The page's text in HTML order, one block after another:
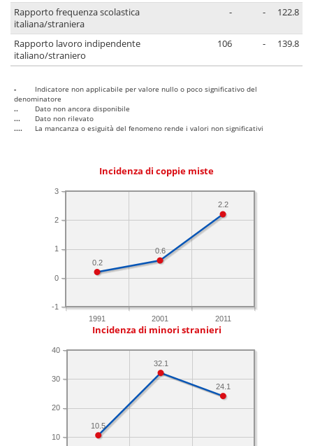
Rapporto frequenza scolastica
italiana/straniera
- - 122.8
Rapporto lavoro indipendente
italiano/straniero
106 - 139.8
-
Indicatore non applicabile per valore nullo o poco significativo del
denominatore
..
Dato non ancora disponibile
...
Dato non rilevato
....
La mancanza o esiguità del fenomeno rende i valori non significativi
Incidenza di coppie miste
1991 2001 2011
-1
0
1
2
3
2.2
0.6
0.2
Incidenza di minori stranieri
10
20
30
40
24.1
32.1
10.5